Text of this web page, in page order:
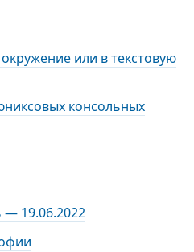
или в текстовую
консольных
— 19.06.2022